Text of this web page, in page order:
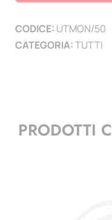
CODICE: UTMON/50
CATEGORIA:TUTTI
PRODOTTI